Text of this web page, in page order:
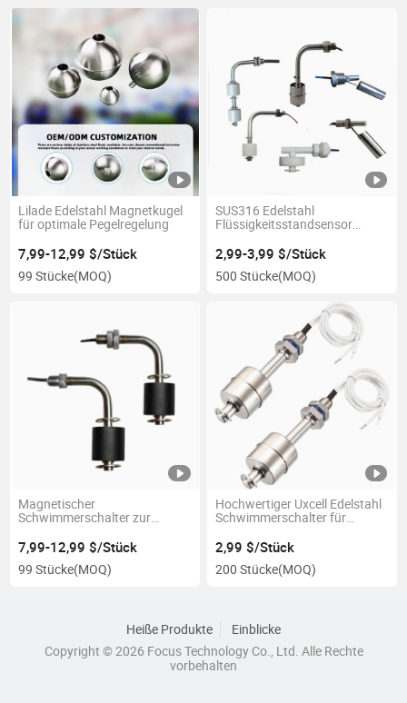
Lilade Edelstahl Magnetkugel
für optimale Pegelregelung
7,99-12,99 $/Stück
99 Stücke(MOQ)
SUS316 Edelstahl
Flüssigkeitsstandsensor
unterschiedliche
Temperaturen
2,99-3,99 $/Stück
500 Stücke(MOQ)
Magnetischer
Schwimmerschalter zur
Flüssigkeitsstands in Edelstahl
7,99-12,99 $/Stück
99 Stücke(MOQ)
Hochwertiger Uxcell Edelstahl
Schwimmerschalter für
2,99 $/Stück
200 Stücke(MOQ)
Heiße Produkte
Einblicke
Copyright © 2026 Focus Technology Co., Ltd. Alle Rechte
vorbehalten